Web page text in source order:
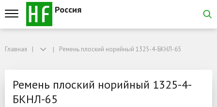
Россия
Ремень плоский норийный 1325-4-БКНЛ-65
Главная Ремень плоский норийный 1325-4-БКНЛ-65
Ремень плоский норийный 1325-4-
БКНЛ-65